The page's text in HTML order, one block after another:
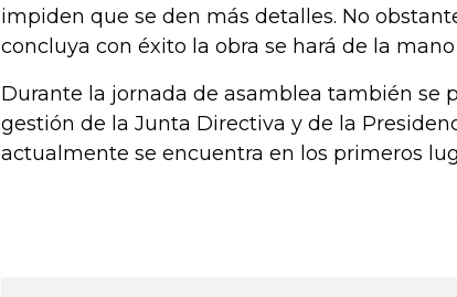
impiden que se den más detalles. No
concluya con éxito la obra se hará de la mano
Durante la jornada de asamblea también se
gestión de la Junta Directiva y de la
actualmente se encuentra en los primeros